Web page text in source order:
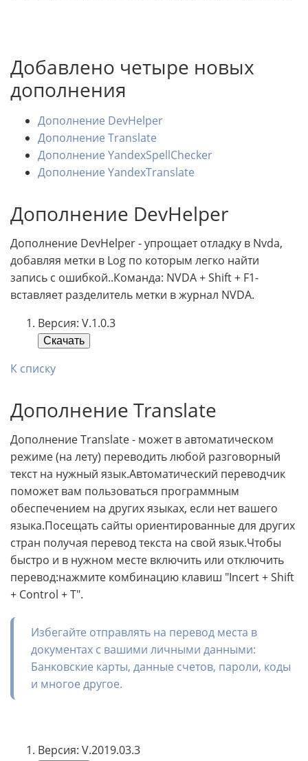
Добавлено четыре новых
дополнения
Дополнение DevHelper
Дополнение Translate
Дополнение YandexSpellChecker
Дополнение YandexTranslate
Дополнение DevHelper
Дополнение DevHelper - упрощает отладку в Nvda,
добавляя метки в Log по которым легко найти
запись с ошибкой..Команда: NVDA + Shift + F1-
вставляет разделитель метки в журнал NVDA.
Версия: V.1.0.3
Скачать
К списку
Дополнение Translate
Дополнение Translate - может в автоматическом
режиме (на лету) переводить любой разговорный
текст на нужный язык.Автоматический переводчик
поможет вам пользоваться программным
обеспечением на других языках, если нет вашего
языка.Посещать сайты ориентированные для других
стран получая перевод текста на свой язык.Чтобы
быстро и в нужном месте включить или отключить
перевод:нажмите комбинацию клавиш "Incert + Shift
+ Control + T".
Избегайте отправлять на перевод места в
документах с вашими личными данными:
Банковские карты, данные счетов, пароли, коды
и многое другое.
Версия: V.2019.03.3